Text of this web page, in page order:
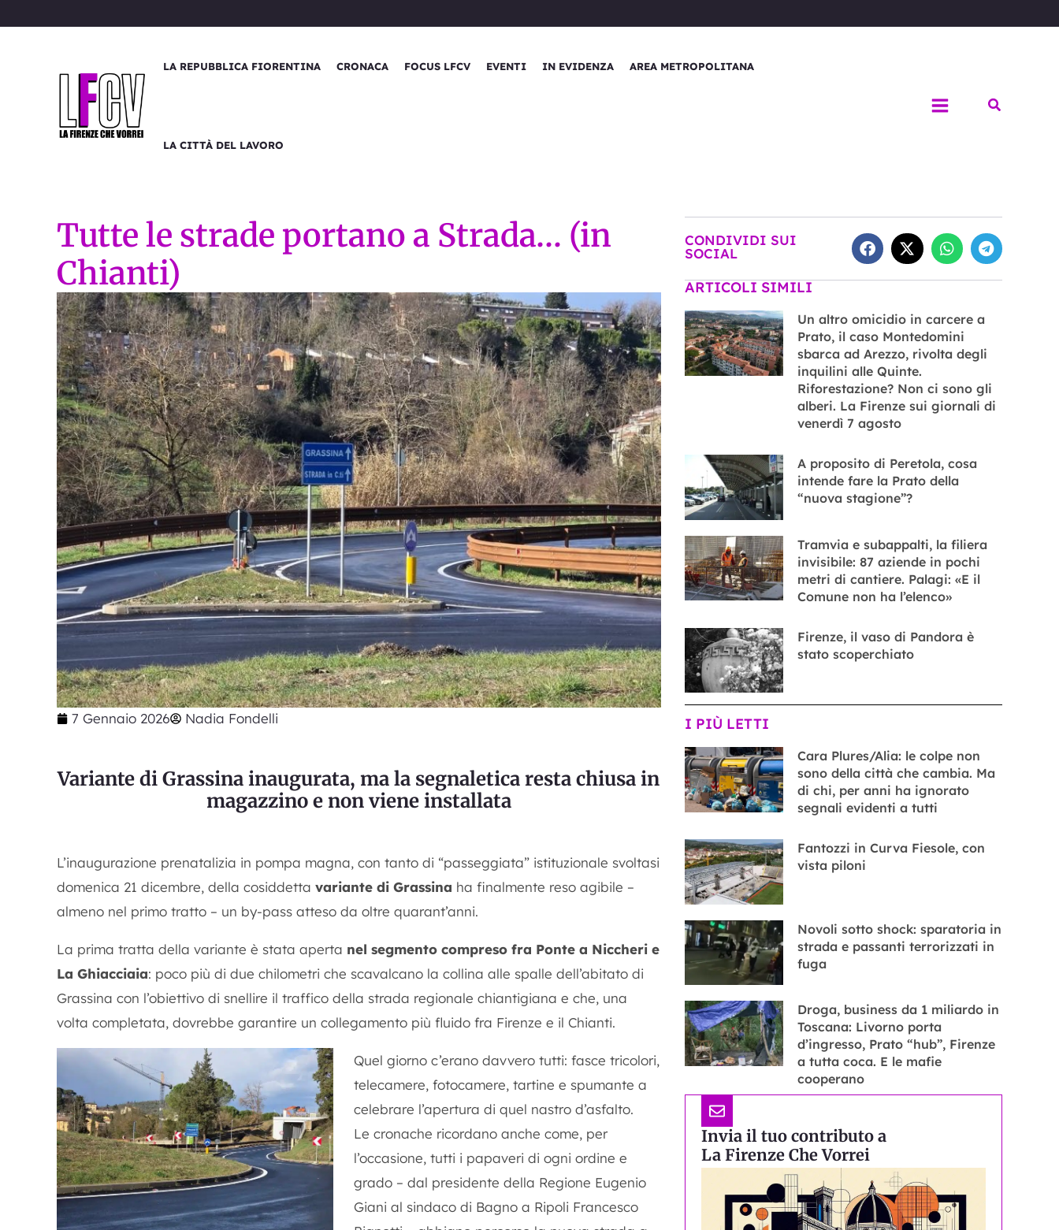
al
LA REPUBBLICA FIORENTINA CRONACA FOCUS LFCV EVENTI IN EVIDENZA AREA METROPOLITANA
LA CITTÀ DEL LAVORO
Cerca
Tutte le strade portano a Strada… (in
Chianti)
7 Gennaio 2026 Nadia Fondelli
Variante di Grassina inaugurata, ma la segnaletica resta chiusa in
magazzino e non viene installata
L’inaugurazione prenatalizia in pompa magna, con tanto di “passeggiata” istituzionale svoltasi
domenica 21 dicembre, della cosiddetta variante di Grassina ha finalmente reso agibile –
almeno nel primo tratto – un by-pass atteso da oltre quarant’anni.
La prima tratta della variante è stata aperta nel segmento compreso fra Ponte a Niccheri e
La Ghiacciaia: poco più di due chilometri che scavalcano la collina alle spalle dell’abitato di
Grassina con l’obiettivo di snellire il traffico della strada regionale chiantigiana e che, una
volta completata, dovrebbe garantire un collegamento più fluido fra Firenze e il Chianti.
Quel giorno c’erano davvero tutti: fasce tricolori,
telecamere, fotocamere, tartine e spumante a
celebrare l’apertura di quel nastro d’asfalto.
Le cronache ricordano anche come, per
l’occasione, tutti i papaveri di ogni ordine e
grado – dal presidente della Regione Eugenio
Giani al sindaco di Bagno a Ripoli Francesco
CONDIVIDI SUI
SOCIAL
ARTICOLI SIMILI
Un altro omicidio in carcere a
Prato, il caso Montedomini
sbarca ad Arezzo, rivolta degli
inquilini alle Quinte.
Riforestazione? Non ci sono gli
alberi. La Firenze sui giornali di
venerdì 7 agosto
A proposito di Peretola, cosa
intende fare la Prato della
“nuova stagione”?
Tramvia e subappalti, la filiera
invisibile: 87 aziende in pochi
metri di cantiere. Palagi: «E il
Comune non ha l’elenco»
Firenze, il vaso di Pandora è
stato scoperchiato
I PIÙ LETTI
Cara Plures/Alia: le colpe non
sono della città che cambia. Ma
di chi, per anni ha ignorato
segnali evidenti a tutti
Fantozzi in Curva Fiesole, con
vista piloni
Novoli sotto shock: sparatoria in
strada e passanti terrorizzati in
fuga
Droga, business da 1 miliardo in
Toscana: Livorno porta
d’ingresso, Prato “hub”, Firenze
a tutta coca. E le mafie
cooperano
Invia il tuo contributo a
La Firenze Che Vorrei